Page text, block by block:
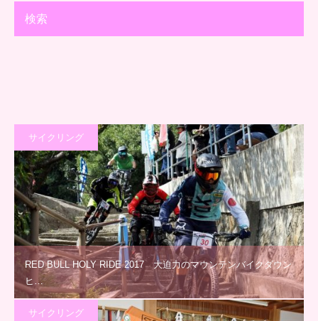
検索
サイクリング
RED BULL HOLY RIDE 2017 大迫力のマウンテンバイクダウン
ヒ…
サイクリング